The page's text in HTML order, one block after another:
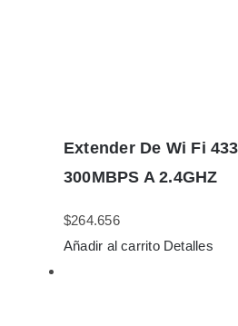
Extender De Wi Fi
300MBPS A 2.4GHZ
$264.656
Añadir al carrito Detalles